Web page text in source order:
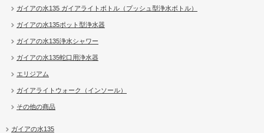
ガイアの水135 ガイアライトボトル（プッシュ型浄水ボトル）
ガイアの水135ポット型浄水器
ガイアの水135浄水シャワー
ガイアの水135蛇口用浄水器
エリジアム
ガイアライトウォーク（インソール）
その他の商品
ガイアの水135